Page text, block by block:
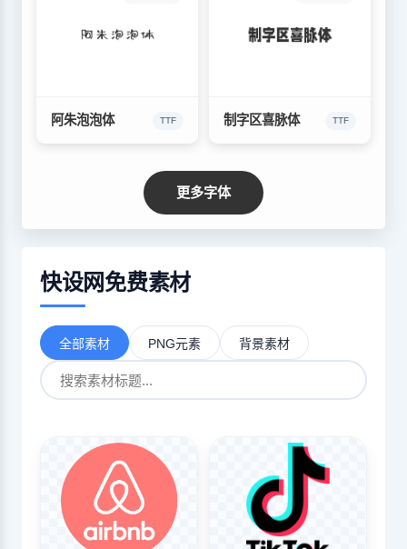
阿朱泡泡体 TTF 制字区喜脉体 TTF
更多字体
快设网免费素材
全部素材 PNG元素 背景素材